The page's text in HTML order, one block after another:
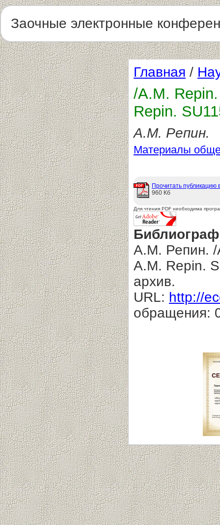
Заочные электронные
Главная /
/А.М. Repin.
Repin.
А.М. Репин.
Материалы
Прочитать публикацию
960 Кб
Для чтения PDF необходима
А.М. Репин. /
A.M. Repin.
архив.
URL: http://
обращения: